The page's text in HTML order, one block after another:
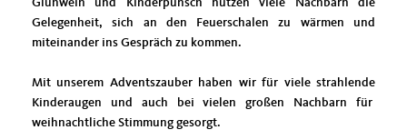
Gelegenheit, sich an den Feuerschalen zu wärmen und
miteinander ins Gespräch zu kommen.
Mit unserem Adventszauber haben wir für viele strahlende
Kinderaugen und auch bei vielen großen Nachbarn für
weihnachtliche Stimmung gesorgt.